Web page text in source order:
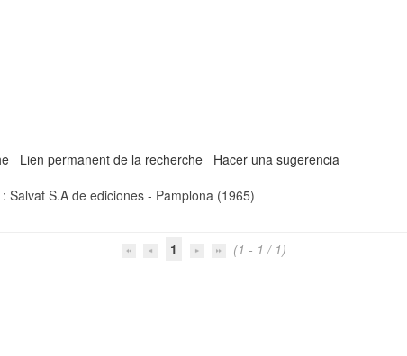
Lien permanent de la recherche
Hacer una sugerencia
Salvat S.A de ediciones - Pamplona (1965)
1 (1 - 1 / 1)